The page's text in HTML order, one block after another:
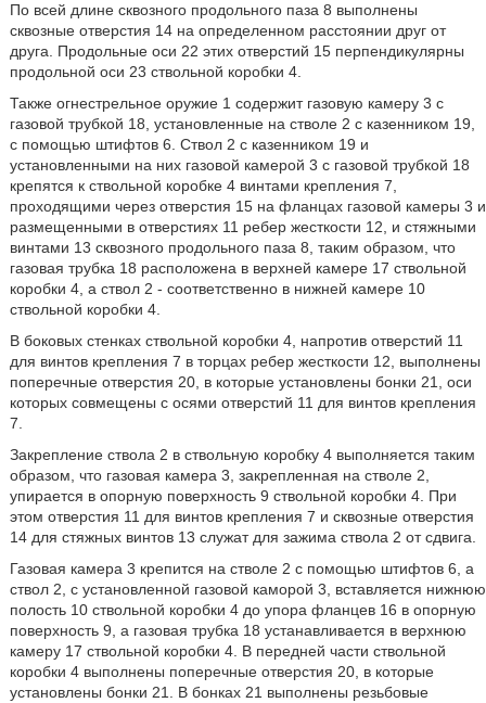
По всей длине сквозного продольного паза 8 выполнены
сквозные отверстия 14 на определенном расстоянии друг от
друга. Продольные оси 22 этих отверстий 15 перпендикулярны
продольной оси 23 ствольной коробки 4.
Также огнестрельное оружие 1 содержит газовую камеру 3 с
газовой трубкой 18, установленные на стволе 2 с казенником 19,
с помощью штифтов 6. Ствол 2 с казенником 19 и
установленными на них газовой камерой 3 с газовой трубкой 18
крепятся к ствольной коробке 4 винтами крепления 7,
проходящими через отверстия 15 на фланцах газовой камеры 3 и
размещенными в отверстиях 11 ребер жесткости 12, и стяжными
винтами 13 сквозного продольного паза 8, таким образом, что
газовая трубка 18 расположена в верхней камере 17 ствольной
коробки 4, а ствол 2 - соответственно в нижней камере 10
ствольной коробки 4.
В боковых стенках ствольной коробки 4, напротив отверстий 11
для винтов крепления 7 в торцах ребер жесткости 12, выполнены
поперечные отверстия 20, в которые установлены бонки 21, оси
которых совмещены с осями отверстий 11 для винтов крепления
7.
Закрепление ствола 2 в ствольную коробку 4 выполняется таким
образом, что газовая камера 3, закрепленная на стволе 2,
упирается в опорную поверхность 9 ствольной коробки 4. При
этом отверстия 11 для винтов крепления 7 и сквозные отверстия
14 для стяжных винтов 13 служат для зажима ствола 2 от сдвига.
Газовая камера 3 крепится на стволе 2 с помощью штифтов 6, а
ствол 2, с установленной газовой каморой 3, вставляется нижнюю
полость 10 ствольной коробки 4 до упора фланцев 16 в опорную
поверхность 9, а газовая трубка 18 устанавливается в верхнюю
камеру 17 ствольной коробки 4. В передней части ствольной
коробки 4 выполнены поперечные отверстия 20, в которые
установлены бонки 21. В бонках 21 выполнены резьбовые